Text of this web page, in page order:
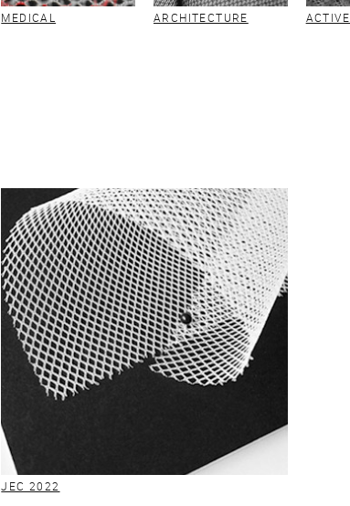
MEDICAL ARCHITECTURE ACTIVE
JEC 2022